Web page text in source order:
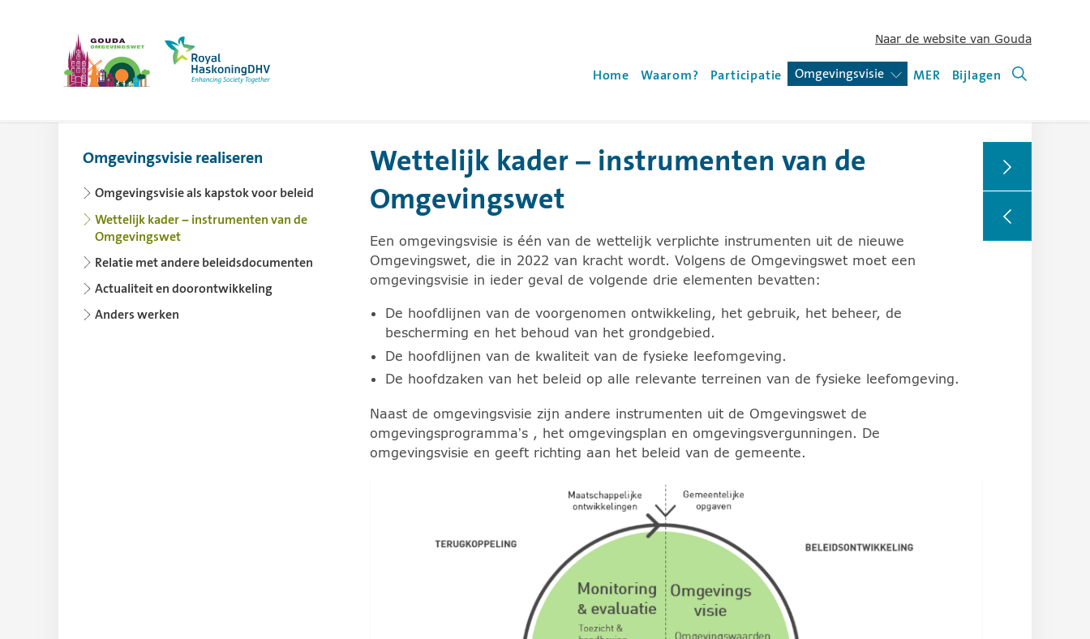
Omgevingsvisie Gouda
Meer op www.royalhaskoningdhv.com Naar de website van Gouda
Gebruik de 'enter' toets voor het in- en uitklappen van sublijsten.
Home Waarom? Participatie Omgevingsvisie
(open of sluit submenu)MER Bijlagen Zoeken
Gebruik de pijltoets links voor het inklappen en de pijltoets rechts voor het uitklappen van de sublijsten. Schermlezers kunnen dit gedrag
Omgevingsvisie realiseren
Omgevingsvisie als kapstok voor beleid
Wettelijk kader – instrumenten van de
Omgevingswet
Relatie met andere beleidsdocumenten
Actualiteit en doorontwikkeling
Anders werken
Wettelijk kader – instrumenten van de
Omgevingswet
Een omgevingsvisie is één van de wettelijk verplichte instrumenten uit de nieuwe
Omgevingswet, die in 2022 van kracht wordt. Volgens de Omgevingswet moet een
omgevingsvisie in ieder geval de volgende drie elementen bevatten:
De hoofdlijnen van de voorgenomen ontwikkeling, het gebruik, het beheer, de
bescherming en het behoud van het grondgebied.
De hoofdlijnen van de kwaliteit van de fysieke leefomgeving.
De hoofdzaken van het beleid op alle relevante terreinen van de fysieke leefomgeving.
Naast de omgevingsvisie zijn andere instrumenten uit de Omgevingswet de
omgevingsprogramma’s , het omgevingsplan en omgevingsvergunningen. De
omgevingsvisie en geeft richting aan het beleid van de gemeente.